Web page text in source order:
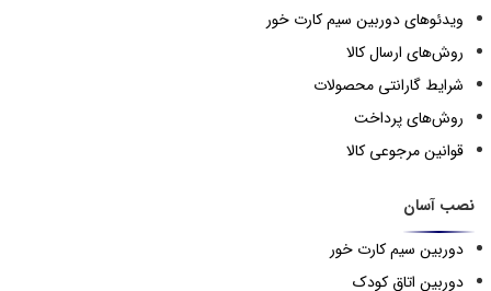
ویدئوهای دوربین سیم کارت خور
روش‌های ارسال کالا
شرایط گارانتی محصولات
روش‌های پرداخت
قوانین مرجوعی کالا
نصب آسان
دوربین سیم کارت خور
دوربین اتاق کودک